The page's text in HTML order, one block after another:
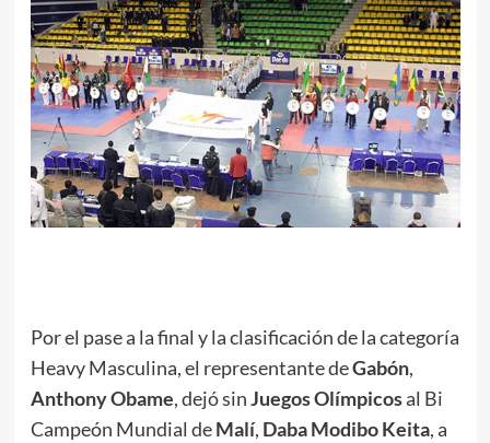
Por el pase a la final y la clasificación de la categoría
Heavy Masculina, el representante deGabón,
Anthony Obame, dejó sinJuegos Olímpicosal Bi
Campeón Mundial deMalí, Daba Modibo Keita, a